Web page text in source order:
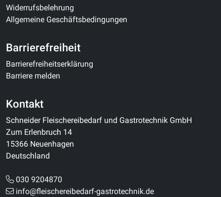
Widerrufsbelehrung
Allgemeine Geschäftsbedingungen
Barrierefreiheit
Barrierefreiheitserklärung
Barriere melden
Kontakt
Schneider Fleischereibedarf und Gastrotechnik GmbH
Zum Erlenbruch 14
15366 Neuenhagen
Deutschland
030 9204870
info@fleischereibedarf-gastrotechnik.de